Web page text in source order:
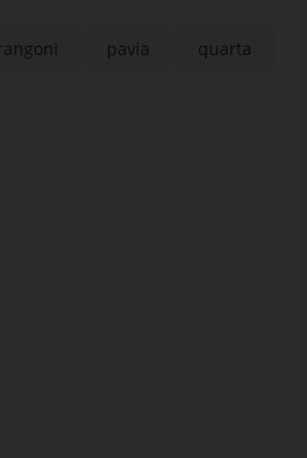
pavia quarta